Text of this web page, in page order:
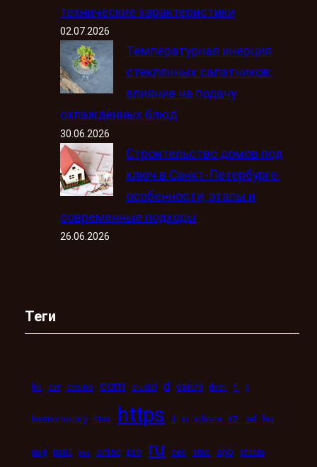
технические характеристики
02.07.2026
Температурная инерция
стеклянных салатников:
влияние на подачу
охлаждённых блюд
30.06.2026
Строительство домов под
ключ в Санкт-Петербурге:
особенности, этапы и
современные подходы
26.06.2026
Теги
bb car casino com crucial d daichi dveri fi g
harmoniously html https ii iii iphone kz led les
mig mint mir online pro ru seo sms spb steam